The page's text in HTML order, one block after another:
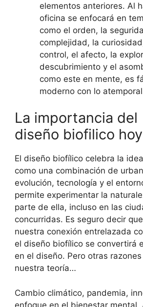
elementos anteriores. Al
oficina se enfocará en
como el orden, la
complejidad, la
control, el afecto, la
descubrimiento y el
como este en mente, es
moderno con lo
La importancia del
diseño biofilico hoy
‍El diseño biofílico celebra la
como una combinación de
evolución, tecnología y el
permite experimentar la
parte de ella, incluso en las
concurridas. Es seguro decir
nuestra conexión entrelazada
el diseño biofílico se convertirá
en el diseño. Pero otras
nuestra teoría…
Cambio climático, pandemia,
enfoque en el bienestar mental.